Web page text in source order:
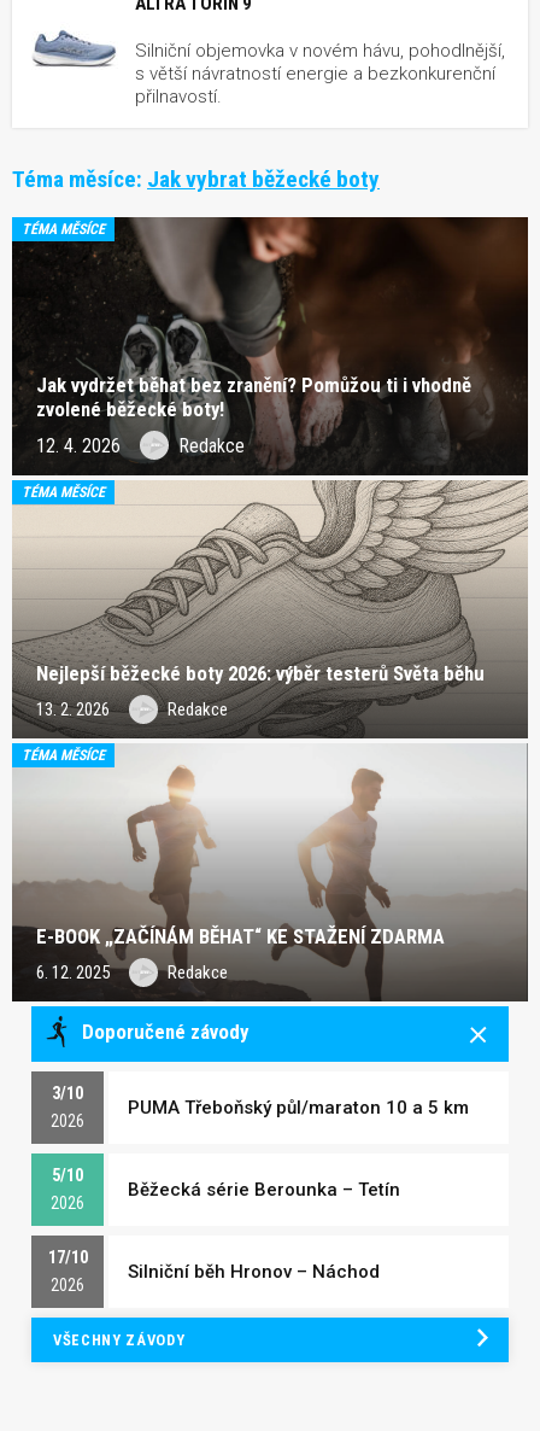
Silniční objemovka v novém hávu, pohodlnější,
s větší návratností energie a bezkonkurenční
přilnavostí.
Téma měsíce: Jak vybrat běžecké boty
TÉMA MĚSÍCE
Jak vydržet běhat bez zranění? Pomůžou ti i vhodně
zvolené běžecké boty!
12. 4. 2026 Redakce
TÉMA MĚSÍCE
Nejlepší běžecké boty 2026: výběr testerů Světa běhu
13. 2. 2026 Redakce
TÉMA MĚSÍCE
E-BOOK „ZAČÍNÁM BĚHAT“ KE STAŽENÍ ZDARMA
6. 12. 2025 Redakce
Doporučené závody
3/10
2026
PUMA Třeboňský půl/maraton 10 a 5 km
5/10
2026
Běžecká série Berounka – Tetín
17/10
2026
Silniční běh Hronov – Náchod
VŠECHNY ZÁVODY